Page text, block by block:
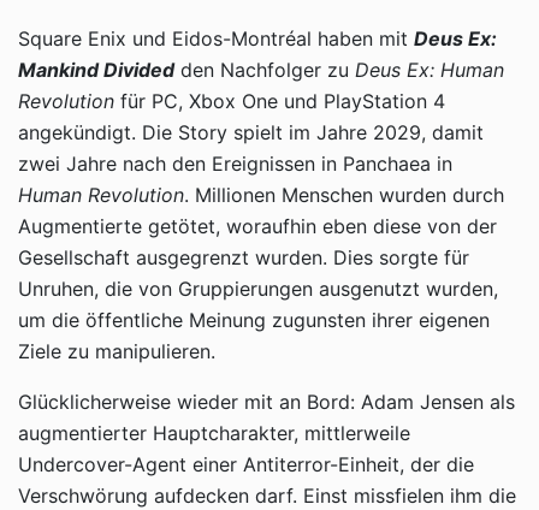
Square Enix und Eidos-Montréal haben mit Deus Ex:
Mankind Dividedden Nachfolger zu Deus Ex: Human
Revolution für PC, Xbox One und PlayStation 4
angekündigt. Die Story spielt im Jahre 2029, damit
zwei Jahre nach den Ereignissen in Panchaea in
Human Revolution. Millionen Menschen wurden durch
Augmentierte getötet, woraufhin eben diese von der
Gesellschaft ausgegrenzt wurden. Dies sorgte für
Unruhen, die von Gruppierungen ausgenutzt wurden,
um die öffentliche Meinung zugunsten ihrer eigenen
Ziele zu manipulieren.
Glücklicherweise wieder mit an Bord: Adam Jensen als
augmentierter Hauptcharakter, mittlerweile
Undercover-Agent einer Antiterror-Einheit, der die
Verschwörung aufdecken darf. Einst missfielen ihm die